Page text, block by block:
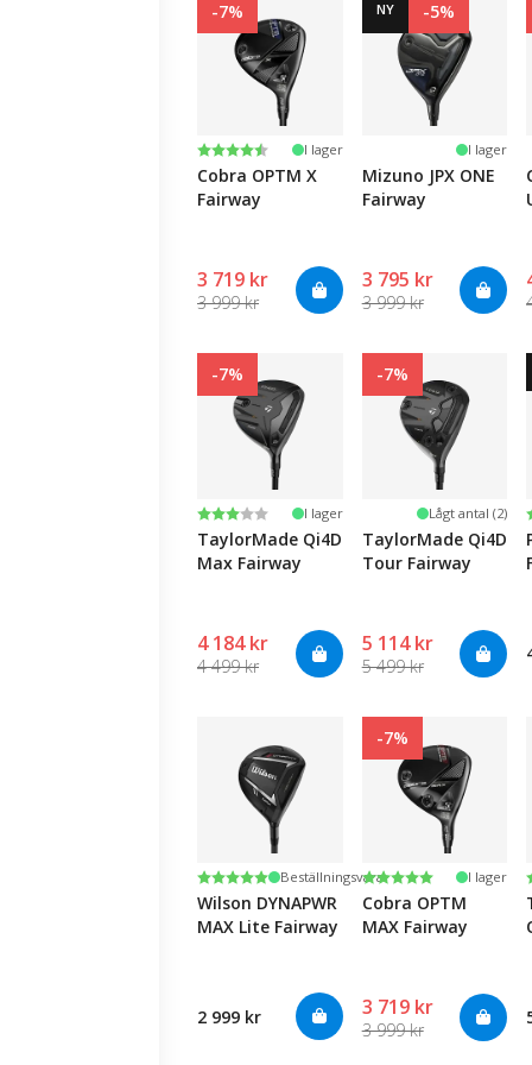
-7%
Betyg:
4.5 utav 5 stjärnor
I lager
Cobra OPTM X
Fairway
3 719 kr
3 999 kr
NY -5%
I lager
Mizuno JPX ONE
Fairway
3 795 kr
3 999 kr
-7%
Betyg:
3.0 utav 5 stjärnor
I lager
TaylorMade Qi4D
Max Fairway
4 184 kr
4 499 kr
-7%
Lågt antal (2)
TaylorMade Qi4D
Tour Fairway
5 114 kr
5 499 kr
Betyg:
5.0 utav 5 stjärnor
Beställningsvara
Wilson DYNAPWR
MAX Lite Fairway
2 999 kr
-7%
Betyg:
5.0 utav 5 stjärnor
I lager
Cobra OPTM
MAX Fairway
3 719 kr
3 999 kr